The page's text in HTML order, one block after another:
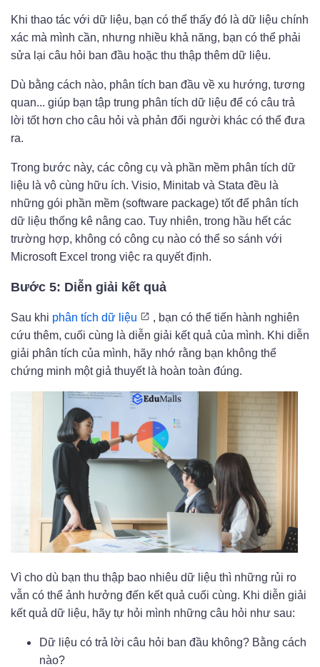
Khi thao tác với dữ liệu, bạn có thể thấy đó là dữ liệu chính
xác mà mình cần, nhưng nhiều khả năng, bạn có thể phải
sửa lại câu hỏi ban đầu hoặc thu thập thêm dữ liệu.
Dù bằng cách nào, phân tích ban đầu về xu hướng, tương
quan... giúp bạn tập trung phân tích dữ liệu để có câu trả
lời tốt hơn cho câu hỏi và phản đối người khác có thể đưa
ra.
Trong bước này, các công cụ và phần mềm phân tích dữ
liệu là vô cùng hữu ích. Visio, Minitab và Stata đều là
những gói phần mềm (software package) tốt để phân tích
dữ liệu thống kê nâng cao. Tuy nhiên, trong hầu hết các
trường hợp, không có công cụ nào có thể so sánh với
Microsoft Excel trong việc ra quyết định.
Bước 5: Diễn giải kết quả
Sau khi phân tích dữ liệu
, bạn có thể tiến hành nghiên
cứu thêm, cuối cùng là diễn giải kết quả của mình. Khi diễn
giải phân tích của mình, hãy nhớ rằng bạn không thể
chứng minh một giả thuyết là hoàn toàn đúng.
Vì cho dù bạn thu thập bao nhiêu dữ liệu thì những rủi ro
vẫn có thể ảnh hưởng đến kết quả cuối cùng. Khi diễn giải
kết quả dữ liệu, hãy tự hỏi mình những câu hỏi như sau:
Dữ liệu có trả lời câu hỏi ban đầu không? Bằng cách
nào?